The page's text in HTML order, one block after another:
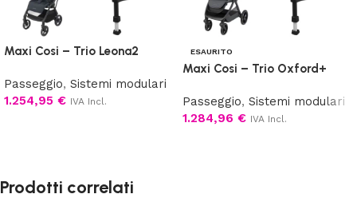
Maxi Cosi – Trio Leona2
Passeggio, Sistemi modulari
1.254,95 € IVA Incl.
ESAURITO
Maxi Cosi – Trio Oxford+
Passeggio, Sistemi modulari
1.284,96 € IVA Incl.
Prodotti correlati